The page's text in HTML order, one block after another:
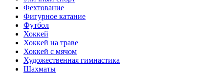
Фехтование
Фигурное катание
Футбол
Хоккей
Хоккей на траве
Хоккей с мячом
Художественная гимнастика
Шахматы